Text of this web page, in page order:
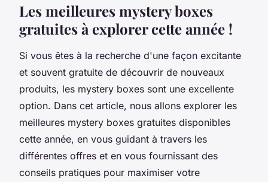
Les meilleures mystery boxes
gratuites à explorer cette année !
Si vous êtes à la recherche d'une façon excitante
et souvent gratuite de découvrir de nouveaux
produits, les mystery boxes sont une excellente
option. Dans cet article, nous allons explorer les
meilleures mystery boxes gratuites disponibles
cette année, en vous guidant à travers les
différentes offres et en vous fournissant des
conseils pratiques pour maximiser votre